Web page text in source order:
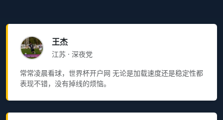
王杰
江苏 · 深夜党
常常凌晨看球，世界杯开户网 无论是加载速度还是稳定性都
表现不错，没有掉线的烦恼。